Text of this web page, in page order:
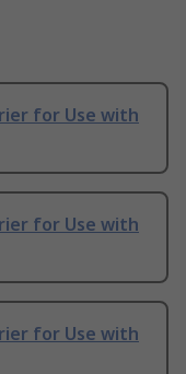
for Use with
for Use with
for Use with